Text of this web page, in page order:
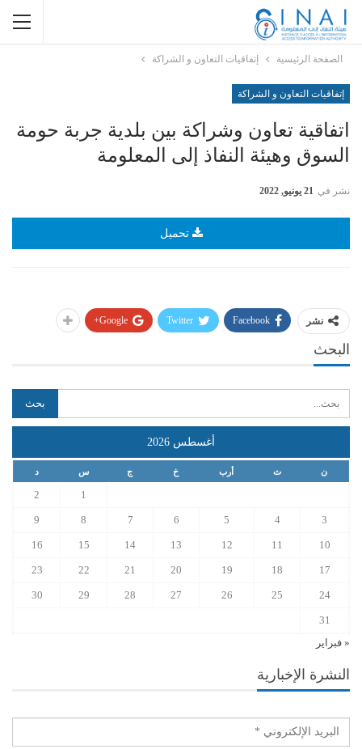
الصفحة الرئيسية إتفاقيات التعاون و الشراكة
إتفاقيات التعاون و الشراكة
اتفاقية تعاون وشراكة بين بلدية جربة حومة
السوق وهيئة النفاذ إلى المعلومة
نشر في 21 يونيو, 2022
تحميل
نشر Facebook
Twitter
Google+
البحث
أغسطس 2026
ن ث أرب خ ج س د
1
2
3
4
5
6
7
8
9
10
11
12
13
14
15
16
17
18
19
20
21
22
23
24
25
26
27
28
29
30
31
« فبراير
النشرة الإخبارية